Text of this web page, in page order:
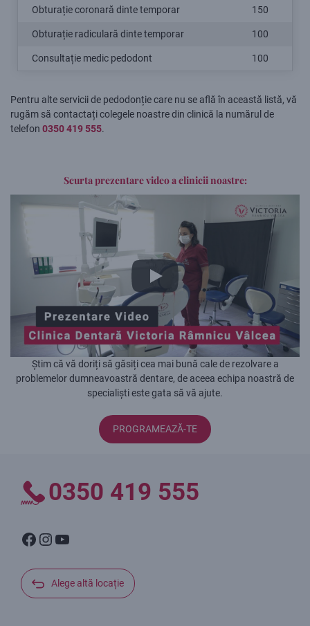
Obturație coronară dinte temporar 150
Obturație radiculară dinte temporar 100
Consultație medic pedodont 100
Pentru alte servicii de pedodonție care nu se află în această listă, vă
rugăm să contactați colegele noastre din clinică la numărul de
telefon 0350 419 555.
Scurta prezentare video a clinicii noastre:
Știm că vă doriți să găsiți cea mai bună cale de rezolvare a
problemelor dumneavoastră dentare, de aceea echipa noastră de
specialiști este gata să vă ajute.
PROGRAMEAZĂ-TE
0350 419 555
Facebook
Instagram
YouTube
Alege altă locație